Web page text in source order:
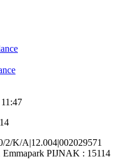
2/K/A|12.004|002029571
PIJNAK : 15114